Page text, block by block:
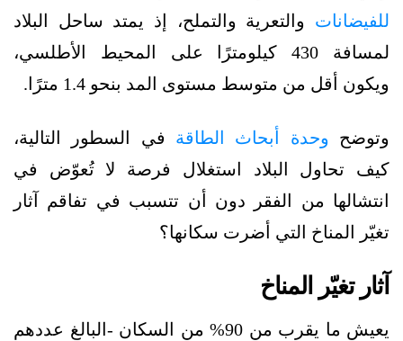
للفيضانات والتعرية والتملح، إذ يمتد ساحل البلاد
لمسافة 430 كيلومترًا على المحيط الأطلسي،
ويكون أقل من متوسط مستوى المد بنحو 1.4 مترًا.
وتوضح وحدة أبحاث الطاقة في السطور التالية،
كيف تحاول البلاد استغلال فرصة لا تُعوّض في
انتشالها من الفقر دون أن تتسبب في تفاقم آثار
تغيّر المناخ التي أضرت سكانها؟
آثار تغيّر المناخ
يعيش ما يقرب من 90% من السكان -البالغ عددهم